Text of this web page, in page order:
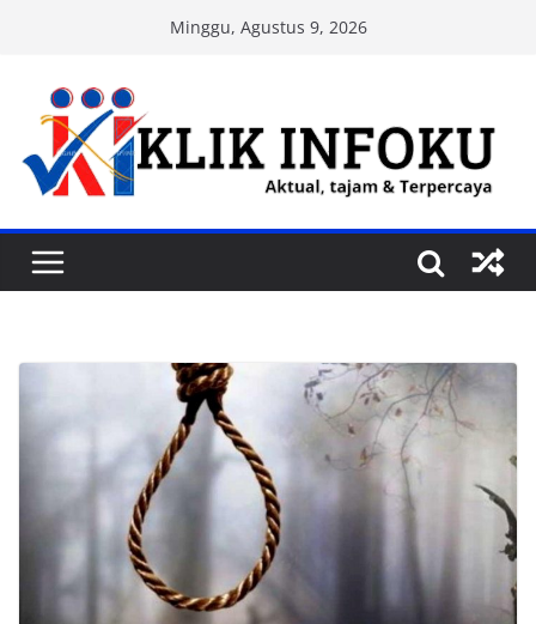
content
Minggu, Agustus 9, 2026